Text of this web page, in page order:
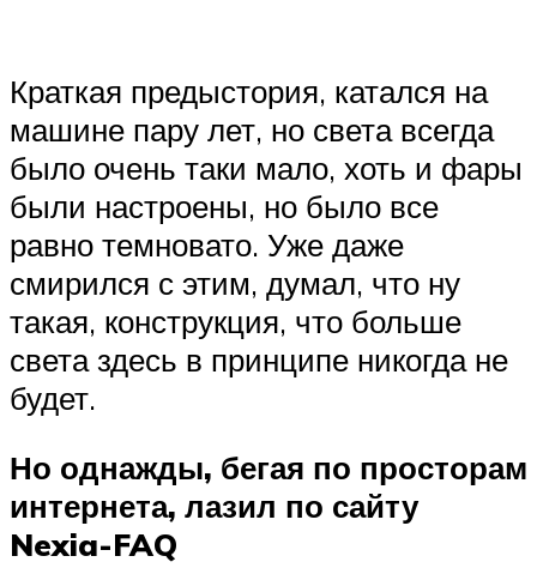
Краткая предыстория, катался на
машине пару лет, но света всегда
было очень таки мало, хоть и фары
были настроены, но было все
равно темновато. Уже даже
смирился с этим, думал, что ну
такая, конструкция, что больше
света здесь в принципе никогда не
будет.
Но однажды, бегая по просторам
интернета, лазил по сайту
Nexia-FAQ